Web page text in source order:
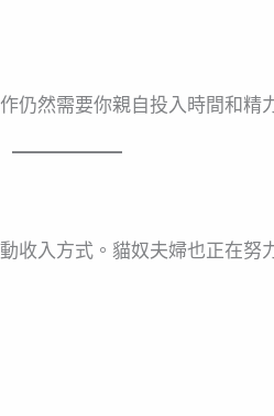
然需要你親自投入時間和精
收入方式。貓奴夫婦也正在